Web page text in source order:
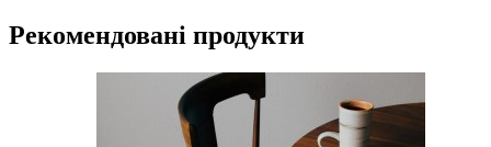
Рекомендовані продукти